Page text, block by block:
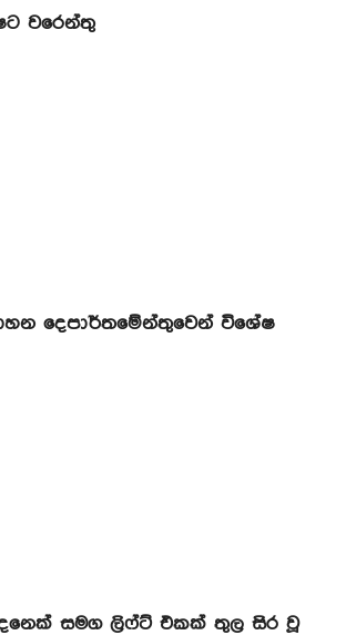
වරෙන්තු
දෙපාර්තමේන්තුවෙන් විශේෂ
සමග ලිෆ්ට් එකක් තුල සිර වූ